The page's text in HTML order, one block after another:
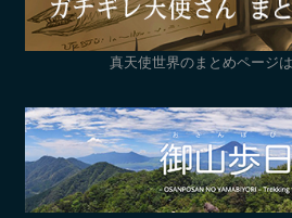
真天使世界のまとめページは